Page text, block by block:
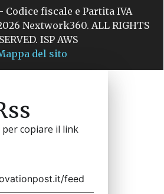
fiscale e Partita IVA
Nextwork360. ALL RIGHTS
ISP AWS
del sito
per copiare il link